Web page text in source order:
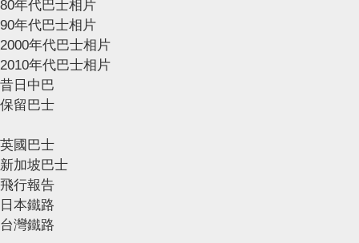
80年代巴士相片
90年代巴士相片
2000年代巴士相片
2010年代巴士相片
昔日中巴
保留巴士
英國巴士
新加坡巴士
飛行報告
日本鐵路
台灣鐵路